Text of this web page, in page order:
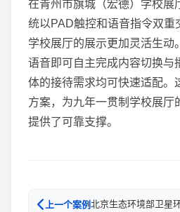
在青州市旗城（宏德）学校展
统以PAD触控和语音指令双重
学校展厅的展示更加灵活生动
语音即可自主完成内容切换与
体的接待需求均可快速适配。
方案，为九年一贯制学校展厅
提供了可靠支撑。
上一个案例